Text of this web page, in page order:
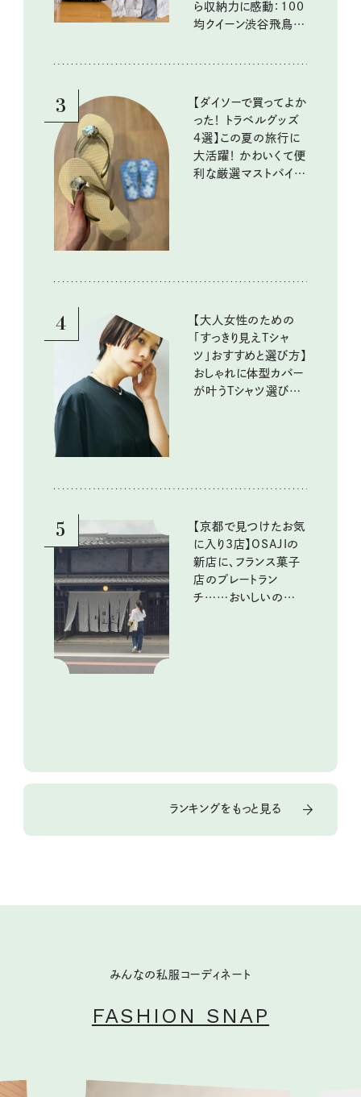
ら収納力に感動：100
均クイーン渋谷飛鳥の
3
【ダイソーで買ってよか
った！ トラベルグッズ
4選】この夏の旅行に
大活躍！ かわいくて便
利な厳選マストバイア
4
【大人女性のための
「すっきり見えTシャ
ツ」おすすめと選び方】
おしゃれに体型カバー
が叶うTシャツ選びの
5
【京都で見つけたお気
に入り3店】OSAJIの
新店に、フランス菓子
店のプレートラン
チ……おいしいのんび
ランキングをもっと見る
みんなの私服コーディネート
FASHION SNAP